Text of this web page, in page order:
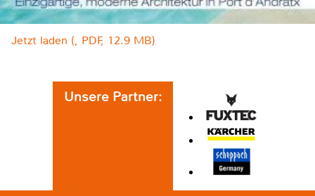
Jetzt laden (, PDF, 12.9 MB)
Unsere Partner: